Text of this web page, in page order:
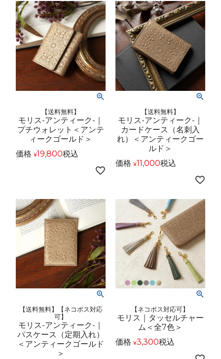
【送料無料】
モリス-アンティーク-｜
プチウォレット＜アンテ
ィークゴールド＞
価格 ¥19,800税込
【送料無料】
モリス-アンティーク-｜
カードケース（名刺入
れ）＜アンティークゴー
ルド＞
価格 ¥11,000税込
【送料無料】【ネコポス対応
可】
モリス-アンティーク-｜
パスケース（定期入れ）
＜アンティークゴールド
＞
【ネコポス対応可】
モリス｜タッセルチャー
ム＜全7色＞
価格 ¥3,300税込